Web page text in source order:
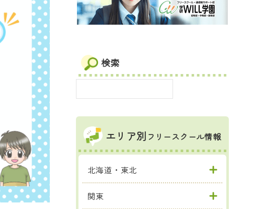
検索
エリア別 フリースクール情報
北海道・東北
関東